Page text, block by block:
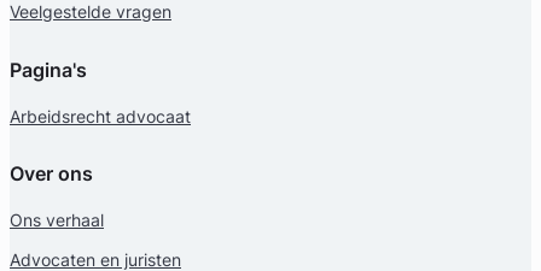
Veelgestelde vragen
Pagina's
Arbeidsrecht advocaat
Over ons
Ons verhaal
Advocaten en juristen